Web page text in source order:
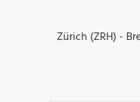
Zürich (ZRH) -